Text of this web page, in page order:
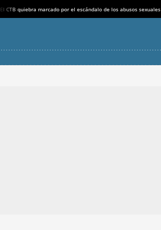
El CTB quiebra marcado por el escándalo de los abusos sexuales